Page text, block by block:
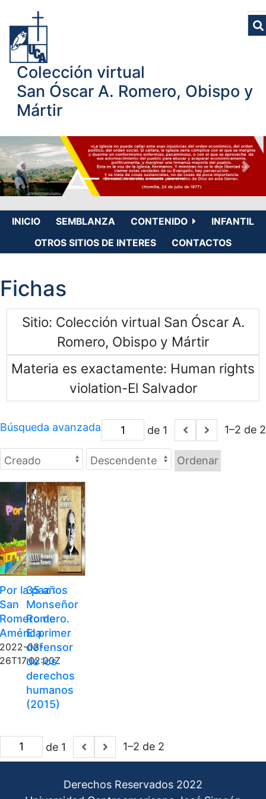
Colección virtual
San Óscar A. Romero, Obispo y
Mártir
INICIO SEMBLANZA CONTENIDO
INFANTIL
OTROS SITIOS DE INTERES
CONTACTOS
Fichas
Sitio Colección virtual San Óscar A.
Romero, Obispo y Mártir
Materia es exactamente Human rights
violation-El Salvador
de 1 1–2 de 2
Búsqueda avanzada
Ordenar
Por la paz :
San
Romero de
América
2022-03-
26T17:02:00Z
35 años
Monseñor
Romero.
El primer
defensor
de los
derechos
humanos
(2015)
de 1 1–2 de 2
Derechos Reservados 2022